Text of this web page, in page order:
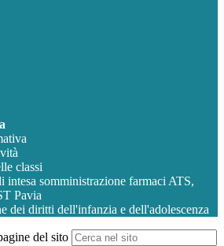
classi
intesa somministrazione farmaci ATS,
Pavia
dei diritti dell'infanzia e dell'adolescenza
del sito